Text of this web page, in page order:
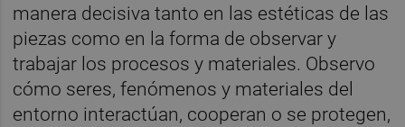
manera decisiva tanto en las estéticas de las
piezas como en la forma de observar y
trabajar los procesos y materiales. Observo
cómo seres, fenómenos y materiales del
entorno interactúan, cooperan o se protegen,